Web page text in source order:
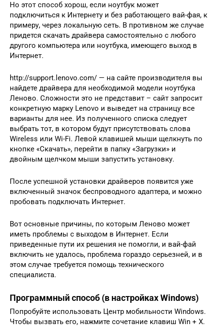
Но этот способ хорош, если ноутбук может
подключиться к Интернету и без работающего вай-фая, к
примеру, через локальную сеть. В противном же случае
придется скачать драйвера самостоятельно с любого
другого компьютера или ноутбука, имеющего выход в
Интернет.
http://support.lenovo.com/ — на сайте производителя вы
найдете драйвера для необходимой модели ноутбука
Леново. Сложности это не представит – сайт запросит
конкретную марку Lenovo и выведет на страницу все
варианты для нее. Из полученного списка следует
выбрать тот, в котором будут присутствовать слова
Wireless или Wi-Fi. Левой клавишей мыши щелкнуть по
кнопке «Скачать», перейти в папку «Загрузки» и
двойным щелчком мыши запустить установку.
После успешной установки драйверов появится уже
включенный значок беспроводного адаптера, и можно
пробовать подключать Интернет.
Вот основные причины, по которым Леново может
иметь проблемы с выходом в Интернет. Если
приведенные пути их решения не помогли, и вай-фай
включить не удалось, проблема гораздо серьезней, и в
этом случае требуется помощь технического
специалиста.
Программный способ (в настройках Windows)
Попробуйте использовать Центр мобильности Windows.
Чтобы вызвать его, нажмите сочетание клавиш Win + X.